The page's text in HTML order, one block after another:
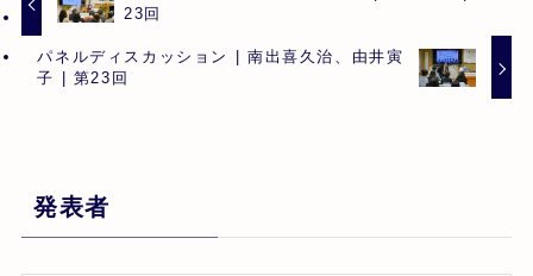
23回
パネルディスカッション | 南出喜久治、由井寅
子 | 第23回
発表者